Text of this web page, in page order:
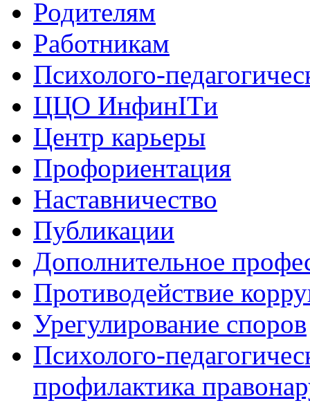
Родителям
Работникам
Психолого-
ЦЦО ИнфинITи
Центр карьеры
Профориентация
Наставничество
Публикации
Дополнительное
Противодействие
Урегулирование споров
Психолого-
профилактика